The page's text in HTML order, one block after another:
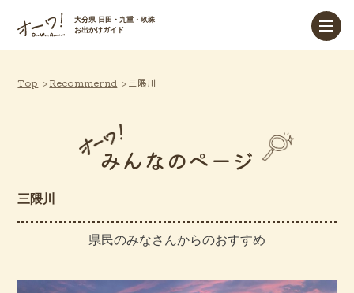
大分県 日田・九重・玖珠
お出かけガイド
Top Recommernd 三隈川
みんなのページ
三隈川
県民のみなさんからのおすすめ